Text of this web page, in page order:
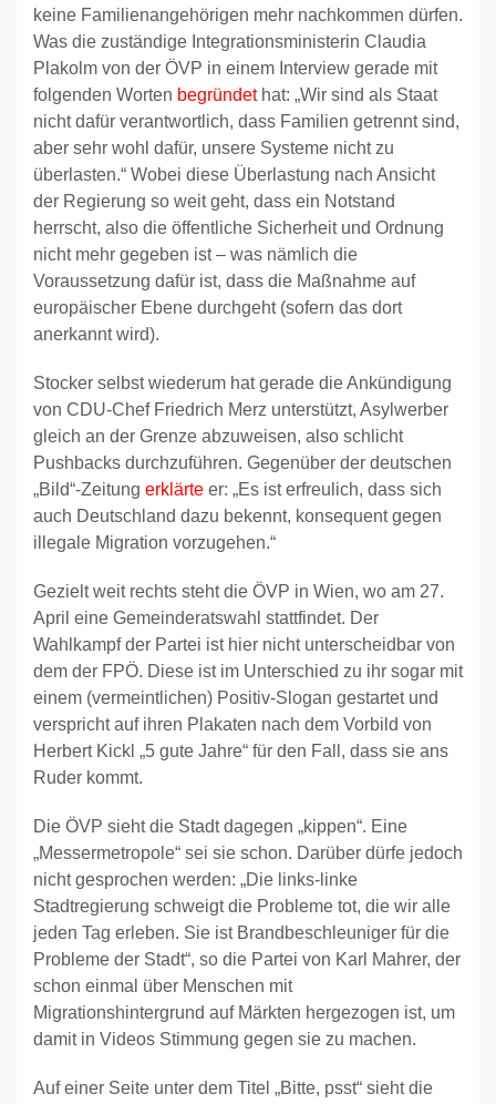
keine Familienangehörigen mehr nachkommen dürfen.
Was die zuständige Integrationsministerin Claudia
Plakolm von der ÖVP in einem Interview gerade mit
folgenden Worten begründethat: „Wir sind als Staat
nicht dafür verantwortlich, dass Familien getrennt sind,
aber sehr wohl dafür, unsere Systeme nicht zu
überlasten.“ Wobei diese Überlastung nach Ansicht
der Regierung so weit geht, dass ein Notstand
herrscht, also die öffentliche Sicherheit und Ordnung
nicht mehr gegeben ist – was nämlich die
Voraussetzung dafür ist, dass die Maßnahme auf
europäischer Ebene durchgeht (sofern das dort
anerkannt wird).
Stocker selbst wiederum hat gerade die Ankündigung
von CDU-Chef Friedrich Merz unterstützt, Asylwerber
gleich an der Grenze abzuweisen, also schlicht
Pushbacks durchzuführen. Gegenüber der deutschen
„Bild“-Zeitung erklärte er: „Es ist erfreulich, dass sich
auch Deutschland dazu bekennt, konsequent gegen
illegale Migration vorzugehen.“
Gezielt weit rechts steht die ÖVP in Wien, wo am 27.
April eine Gemeinderatswahl stattfindet. Der
Wahlkampf der Partei ist hier nicht unterscheidbar von
dem der FPÖ. Diese ist im Unterschied zu ihr sogar mit
einem (vermeintlichen) Positiv-Slogan gestartet und
verspricht auf ihren Plakaten nach dem Vorbild von
Herbert Kickl „5 gute Jahre“ für den Fall, dass sie ans
Ruder kommt.
Die ÖVP sieht die Stadt dagegen „kippen“. Eine
„Messermetropole“ sei sie schon. Darüber dürfe jedoch
nicht gesprochen werden: „Die links-linke
Stadtregierung schweigt die Probleme tot, die wir alle
jeden Tag erleben. Sie ist Brandbeschleuniger für die
Probleme der Stadt“, so die Partei von Karl Mahrer, der
schon einmal über Menschen mit
Migrationshintergrund auf Märkten hergezogen ist, um
damit in Videos Stimmung gegen sie zu machen.
Auf einer Seite unter dem Titel „Bitte, psst“ sieht die